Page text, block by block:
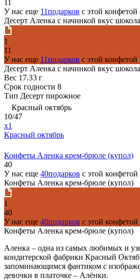
11
У нас еще 11подарков с этой конфетой
Десерт Аленка с начинкой вкус
1
11
У нас еще 11подарков с этой конфетой
Десерт Аленка с начинкой вкус
Вес 17.33 г
Срок годности 8
Тип Десерт пирожное
Красный октябрь
10/47
x1
Красный октябрь
Конфеты Аленка крем-брюле (купол)
40
У нас еще 40подарков с этой конфетой
Конфеты Аленка крем-брюле (купол)
1
40
У нас еще 40подарков с этой конфетой
Конфеты Аленка крем-брюле (купол)
Аленка – одна из самых любимых и
кондитерской фабрики Красный
запоминающимся фантиком с
девочки в платочке – Алёнки.